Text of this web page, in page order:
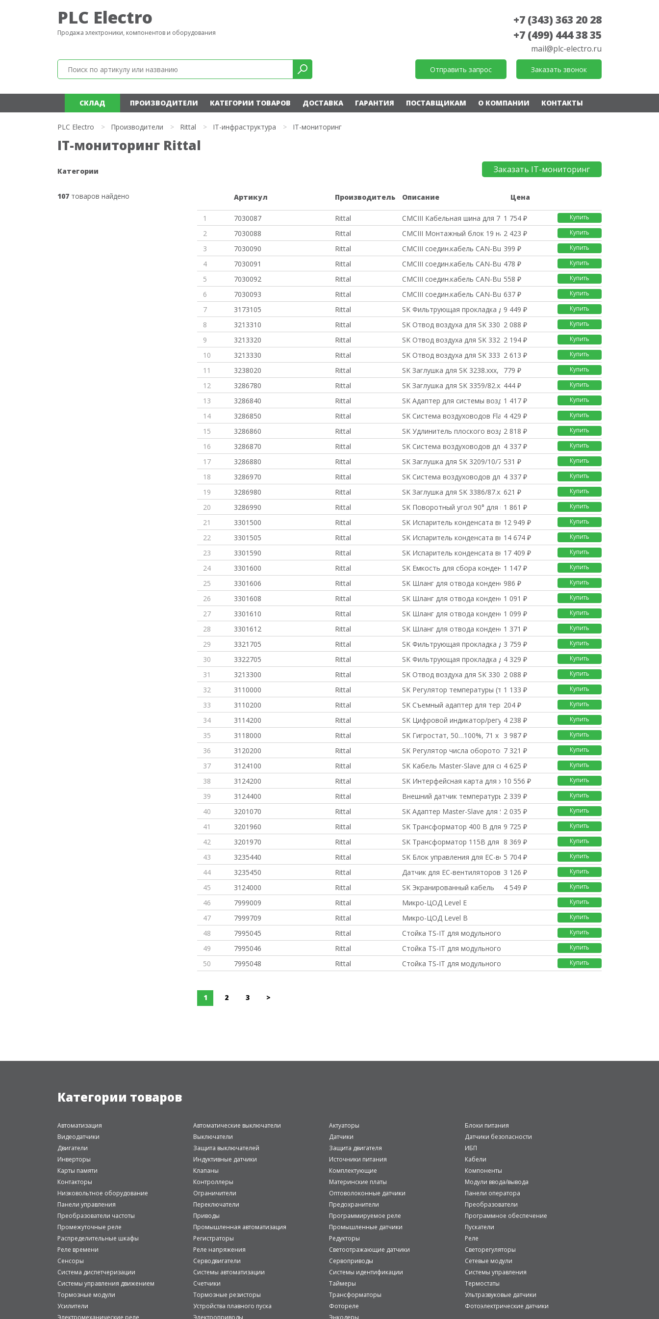
PLC Electro
Продажа электроники, компонентов и оборудования
+7 (343) 363 20 28
+7 (499) 444 38 35
mail@plc-electro.ru
Отправить запрос Заказать звонок
СКЛАД ПРОИЗВОДИТЕЛИ КАТЕГОРИИ ТОВАРОВ ДОСТАВКА ГАРАНТИЯ ПОСТАВЩИКАМ О КОМПАНИИ КОНТАКТЫ
PLC Electro > Производители > Rittal > IT-инфраструктура > IT-мониторинг
IT-мониторинг Rittal
Категории
107 товаров найдено
Заказать IT-мониторинг
Артикул Производитель Описание Цена
1 7030087 Rittal CMCIII Кабельная шина для 70301 754 ₽ Купить
2 7030088 Rittal CMCIII Монтажный блок 19 на 32 423 ₽ Купить
3 7030090 Rittal CMCIII соедин.кабель CAN-Bus R399 ₽ Купить
4 7030091 Rittal CMCIII соедин.кабель CAN-Bus R478 ₽ Купить
5 7030092 Rittal CMCIII соедин.кабель CAN-Bus R558 ₽ Купить
6 7030093 Rittal CMCIII соедин.кабель CAN-Bus R637 ₽ Купить
7 3173105 Rittal SK Фильтрующая прокладка для S
9 449 ₽ Купить
8 3213310 Rittal SK Отвод воздуха для SK 3304/02 088 ₽ Купить
9 3213320 Rittal SK Отвод воздуха для SK 3328/22 194 ₽ Купить
10 3213330 Rittal SK Отвод воздуха для SK 3332.x2 613 ₽ Купить
11 3238020 Rittal SK Заглушка для SK 3238.xxx, 2779 ₽ Купить
12 3286780 Rittal SK Заглушка для SK 3359/82.xxx444 ₽ Купить
13 3286840 Rittal SK Адаптер для системы воздухо1 417 ₽ Купить
14 3286850 Rittal SK Система воздуховодов Flat д4 429 ₽ Купить
15 3286860 Rittal SK Удлинитель плоского воздухо2 818 ₽ Купить
16 3286870 Rittal SK Система воздуховодов для SK4 337 ₽ Купить
17 3286880 Rittal SK Заглушка для SK 3209/10/73/531 ₽ Купить
18 3286970 Rittal SK Система воздуховодов для SK4 337 ₽ Купить
19 3286980 Rittal SK Заглушка для SK 3386/87.xxx621 ₽ Купить
20 3286990 Rittal SK Поворотный угол 90° для пло1 861 ₽ Купить
21 3301500 Rittal SK Испаритель конденсата внешн12 949 ₽ Купить
22 3301505 Rittal SK Испаритель конденсата внешн14 674 ₽ Купить
23 3301590 Rittal SK Испаритель конденсата внешн17 409 ₽ Купить
24 3301600 Rittal SK Емкость для сбора конденсат1 147 ₽ Купить
25 3301606 Rittal SK Шланг для отвода конденсата
986 ₽ Купить
26 3301608 Rittal SK Шланг для отвода конденсата1 091 ₽ Купить
27 3301610 Rittal SK Шланг для отвода конденсата1 099 ₽ Купить
28 3301612 Rittal SK Шланг для отвода конденсата1 371 ₽ Купить
29 3321705 Rittal SK Фильтрующая прокладка для S
3 759 ₽ Купить
30 3322705 Rittal SK Фильтрующая прокладка для S
4 329 ₽ Купить
31 3213300 Rittal SK Отвод воздуха для SK 3306..2 088 ₽ Купить
32 3110000 Rittal SK Регулятор температуры (терм1 133 ₽ Купить
33 3110200 Rittal SK Съемный адаптер для термост
204 ₽ Купить
34 3114200 Rittal SK Цифровой индикатор/регулято
4 238 ₽ Купить
35 3118000 Rittal SK Гигростат, 50…100%, 71 х 713 987 ₽ Купить
36 3120200 Rittal SK Регулятор числа оборотов, 17 321 ₽ Купить
37 3124100 Rittal SK Кабель Master-Slave для сис4 625 ₽ Купить
38 3124200 Rittal SK Интерфейсная карта для холо10 556 ₽ Купить
39 3124400 Rittal Внешний датчик температуры для
2 339 ₽ Купить
40 3201070 Rittal SK Адаптер Master-Slave для SK2 035 ₽ Купить
41 3201960 Rittal SK Трансформатор 400 В для воз9 725 ₽ Купить
42 3201970 Rittal SK Трансформатор 115В для возд
8 369 ₽ Купить
43 3235440 Rittal SK Блок управления для EC-вент5 704 ₽ Купить
44 3235450 Rittal Датчик для ЕС-вентиляторов (дл3 126 ₽ Купить
45 3124000 Rittal SK Экранированный кабель 4 549 ₽ Купить
46 7999009 Rittal Микро-ЦОД Level E Купить
47 7999709 Rittal Микро-ЦОД Level B Купить
48 7995045 Rittal Стойка TS-IT для модульного се Купить
49 7995046 Rittal Стойка TS-IT для модульного се Купить
50 7995048 Rittal Стойка TS-IT для модульного се Купить
1 2 3 >
Категории товаров
Автоматизация Автоматические выключатели Актуаторы
Блоки питания
Видеодатчики
Выключатели Датчики
Датчики безопасности
Двигатели
Защита выключателей Защита двигателя
ИБП
Инверторы
Индуктивные датчики Источники питания
Кабели
Карты памяти
Клапаны Комплектующие
Компоненты
Контакторы
Контроллеры Материнские платы
Модули ввода/вывода
Низковольтное оборудование
Ограничители Оптоволоконные датчики
Панели оператора
Панели управления
Переключатели Предохранители
Преобразователи
Преобразователи частоты
Приводы Программируемое реле
Программное обеспечение
Промежуточные реле
Промышленная автоматизация Промышленные датчики
Пускатели
Распределительные шкафы
Регистраторы Редукторы
Реле
Реле времени
Реле напряжения Светоотражающие датчики
Светорегуляторы
Сенсоры
Серводвигатели Сервоприводы
Сетевые модули
Система диспетчеризации
Системы автоматизации Системы идентификации
Системы управления
Системы управления движением
Счетчики Таймеры
Термостаты
Тормозные модули
Тормозные резисторы Трансформаторы
Ультразвуковые датчики
Усилители
Устройства плавного пуска Фотореле
Фотоэлектрические датчики
Электромеханические реле
Электроприводы Энкодеры